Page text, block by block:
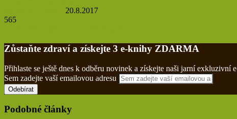
20.8.2017
565
Zůstaňte zdraví a získejte 3 e-knihy ZDARMA
Přihlaste se ještě dnes k odběru novinek a získejte naši jarní
Sem zadejte vaší emailovou adresu
Podobné články